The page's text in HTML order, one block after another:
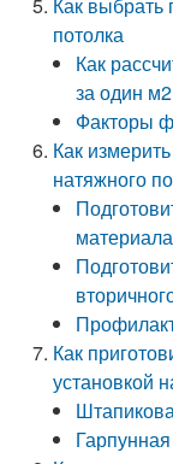
потолка
Как
за один м2
Факторы
Как
натяжного
Как
установкой